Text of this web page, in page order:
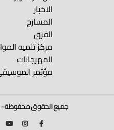
الاخبار
المسارح
الفرق
مركز تنميه
المهرجانات
مؤتمر
جميع الحقوق محفوظة -